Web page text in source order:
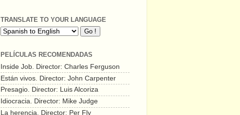
TRANSLATE TO YOUR LANGUAGE
PELÍCULAS RECOMENDADAS
Inside Job. Director: Charles Ferguson
Están vivos. Director: John Carpenter
Presagio. Director: Luis Alcoriza
Idiocracia. Director: Mike Judge
La herencia. Director: Per Fly